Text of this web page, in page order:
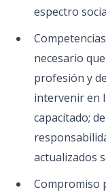
espectro
necesario
profesión y
intervenir en
capacitado;
actualizados
Compromiso